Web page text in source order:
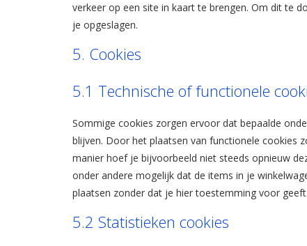
verkeer op een site in kaart te brengen. Om dit te
je opgeslagen.
5. Cookies
5.1 Technische of functionele
Sommige cookies zorgen ervoor dat bepaalde
blijven. Door het plaatsen van functionele cookies
manier hoef je bijvoorbeeld niet steeds opnieuw
onder andere mogelijk dat de items in je
plaatsen zonder dat je hier toestemming voor geeft.
5.2 Statistieken cookies